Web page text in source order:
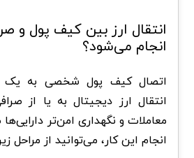
انتقال ارز بین کیف پول و
انجام می‌شود؟
اتصال کیف پول شخصی به یک
انتقال ارز دیجیتال به یا از
معاملات و نگهداری امن‌تر
انجام این کار، می‌توانید از مراحل